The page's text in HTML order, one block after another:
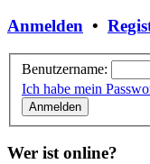
Anmelden •
Benutzername:
Ich habe mein
Wer ist online?